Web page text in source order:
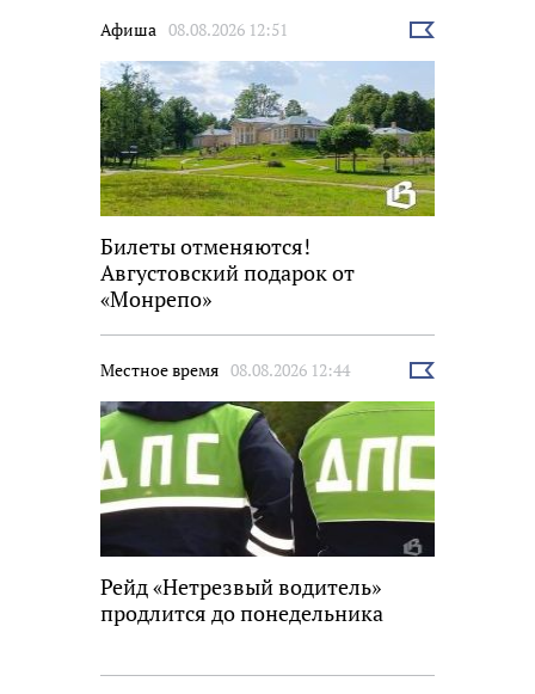
Афиша 08.08.2026 12:51
Выбрать
Билеты отменяются!
Августовский подарок от
«Монрепо»
Местное время 08.08.2026 12:44
Выбрать
Рейд «Нетрезвый водитель»
продлится до понедельника